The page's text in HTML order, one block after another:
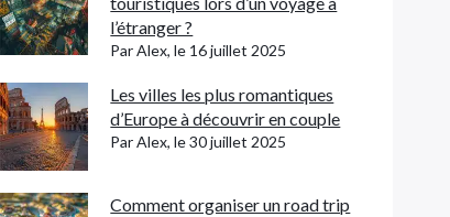
l’étranger ?
Par Alex, le 16 juillet 2025
Les villes les plus romantiques
d’Europe à découvrir en couple
Par Alex, le 30 juillet 2025
Comment organiser un road trip